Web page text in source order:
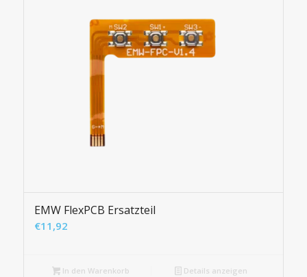
EMW FlexPCB Ersatzteil
€11,92
In den Warenkorb Details anzeigen